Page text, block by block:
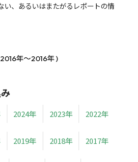
い、あるいはまたがるレポートの情
年～2016年 )
2024年 2023年 2022年
2019年 2018年 2017年